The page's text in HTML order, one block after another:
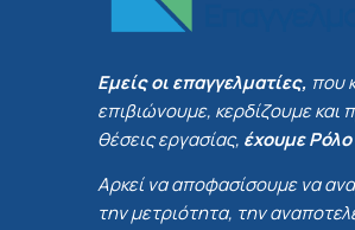
Εμείς οι επαγγελματίες, που
επιβιώνουμε, κερδίζουμε
θέσεις εργασίας, έχουμε Ρόλο
Αρκεί να αποφασίσουμε να
την μετριότητα, την